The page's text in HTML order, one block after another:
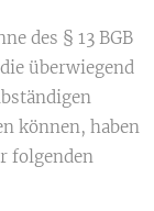
des § 13 BGB
überwiegend
können, haben
folgenden